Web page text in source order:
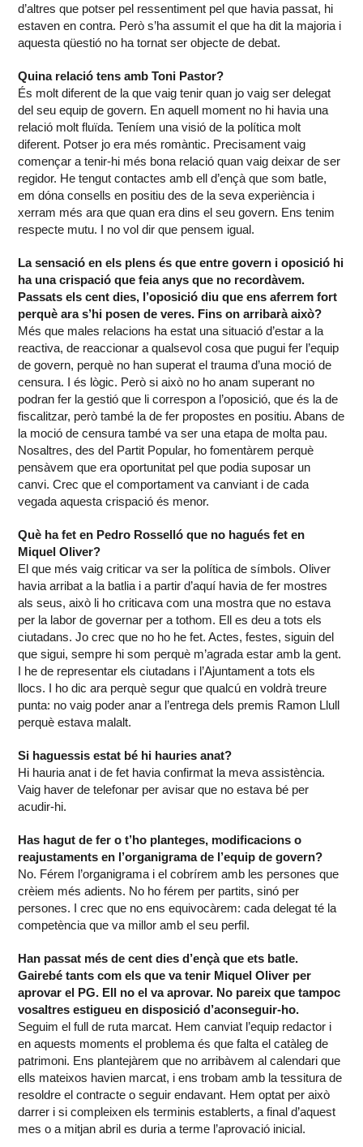
d’altres que potser pel ressentiment pel que havia passat, hi
estaven en contra. Però s’ha assumit el que ha dit la majoria i
aquesta qüestió no ha tornat ser objecte de debat.
Quina relació tens amb Toni Pastor?
És molt diferent de la que vaig tenir quan jo vaig ser delegat
del seu equip de govern. En aquell moment no hi havia una
relació molt fluïda. Teníem una visió de la política molt
diferent. Potser jo era més romàntic. Precisament vaig
començar a tenir-hi més bona relació quan vaig deixar de ser
regidor. He tengut contactes amb ell d’ençà que som batle,
em dóna consells en positiu des de la seva experiència i
xerram més ara que quan era dins el seu govern. Ens tenim
respecte mutu. I no vol dir que pensem igual.
La sensació en els plens és que entre govern i oposició hi
ha una crispació que feia anys que no recordàvem.
Passats els cent dies, l’oposició diu que ens aferrem fort
perquè ara s’hi posen de veres. Fins on arribarà això?
Més que males relacions ha estat una situació d’estar a la
reactiva, de reaccionar a qualsevol cosa que pugui fer l’equip
de govern, perquè no han superat el trauma d’una moció de
censura. I és lògic. Però si això no ho anam superant no
podran fer la gestió que li correspon a l’oposició, que és la de
fiscalitzar, però també la de fer propostes en positiu. Abans de
la moció de censura també va ser una etapa de molta pau.
Nosaltres, des del Partit Popular, ho fomentàrem perquè
pensàvem que era oportunitat pel que podia suposar un
canvi. Crec que el comportament va canviant i de cada
vegada aquesta crispació és menor.
Què ha fet en Pedro Rosselló que no hagués fet en
Miquel Oliver?
El que més vaig criticar va ser la política de símbols. Oliver
havia arribat a la batlia i a partir d’aquí havia de fer mostres
als seus, això li ho criticava com una mostra que no estava
per la labor de governar per a tothom. Ell es deu a tots els
ciutadans. Jo crec que no ho he fet. Actes, festes, siguin del
que sigui, sempre hi som perquè m’agrada estar amb la gent.
I he de representar els ciutadans i l’Ajuntament a tots els
llocs. I ho dic ara perquè segur que qualcú en voldrà treure
punta: no vaig poder anar a l’entrega dels premis Ramon Llull
perquè estava malalt.
Si haguessis estat bé hi hauries anat?
Hi hauria anat i de fet havia confirmat la meva assistència.
Vaig haver de telefonar per avisar que no estava bé per
acudir-hi.
Has hagut de fer o t’ho planteges, modificacions o
reajustaments en l’organigrama de l’equip de govern?
No. Férem l’organigrama i el cobrírem amb les persones que
crèiem més adients. No ho férem per partits, sinó per
persones. I crec que no ens equivocàrem: cada delegat té la
competència que va millor amb el seu perfil.
Han passat més de cent dies d’ençà que ets batle.
Gairebé tants com els que va tenir Miquel Oliver per
aprovar el PG. Ell no el va aprovar. No pareix que tampoc
vosaltres estigueu en disposició d’aconseguir-ho.
Seguim el full de ruta marcat. Hem canviat l’equip redactor i
en aquests moments el problema és que falta el catàleg de
patrimoni. Ens plantejàrem que no arribàvem al calendari que
ells mateixos havien marcat, i ens trobam amb la tessitura de
resoldre el contracte o seguir endavant. Hem optat per això
darrer i si compleixen els terminis establerts, a final d’aquest
mes o a mitjan abril es duria a terme l’aprovació inicial.